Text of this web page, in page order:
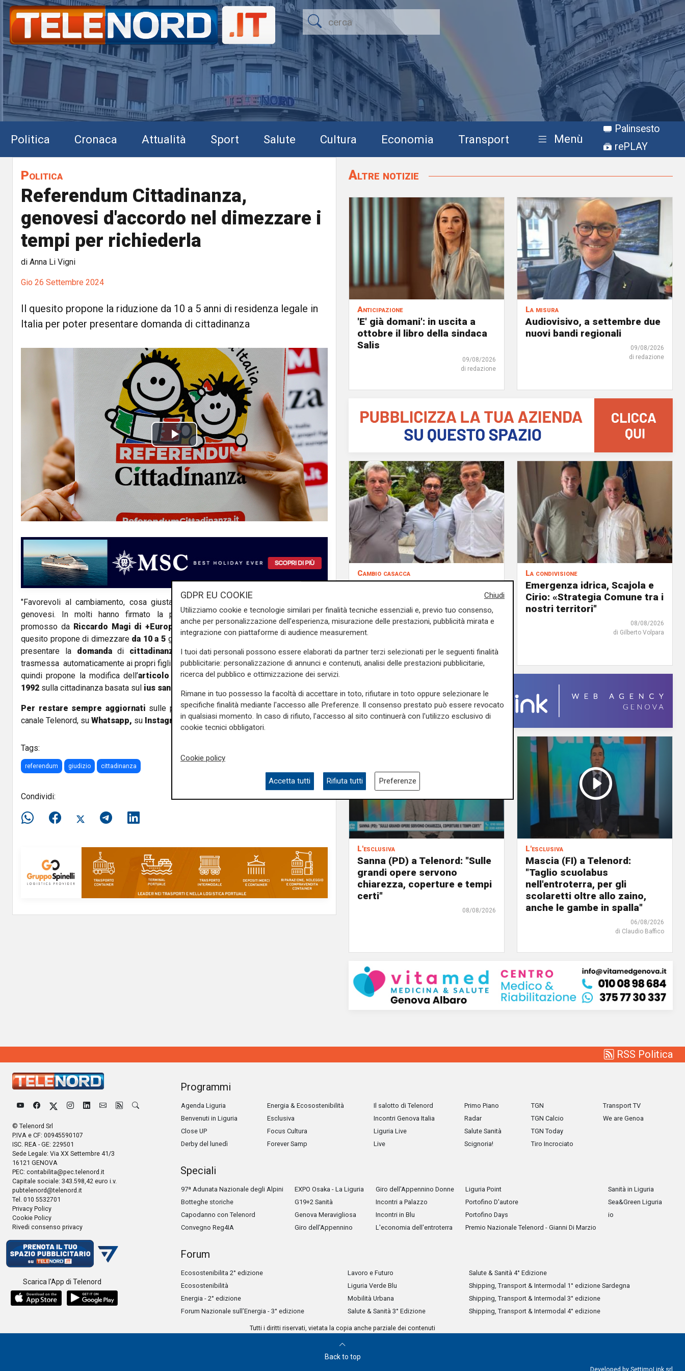
Politica Cronaca Attualità Sport Salute Cultura Economia Transport Menù
Palinsesto
rePLAY
Politica
Referendum Cittadinanza,
genovesi d'accordo nel dimezzare i
tempi per richiederla
di Anna Li Vigni
Gio 26 Settembre 2024
Il quesito propone la riduzione da 10 a 5 anni di residenza legale in
Italia per poter presentare domanda di cittadinanza
P
l
a
y
V
i
d
e
o
"Favorevoli al cambiamento, cosa giusta per chi vive o studia qui", rispondono i
genovesi. In molti hanno firmato la petizione. IlReferendum Cittadinanza,
promosso da Riccardo Magi di +Europa, ha raggiunto mezzo milione di firme. Il
quesito propone di dimezzareda 10 a 5 gli anni di residenza legale in Italia per poter
presentare la domandadi cittadinanza italiana. La cittadinanza sarebbe poi
trasmessa automaticamente ai propri figli e alle proprie figlie minorenni. Il referendum
quindi propone la modifica dell’articolo 9 dell'attuale legge 91 del 5 febbraio
1992 sulla cittadinanza basata sul ius sanguinis
Per restare sempre aggiornati sulle principali notizie sulla Liguria seguiteci sul
canale Telenord, su Whatsapp, su Instagram,suYoutubee suFacebook .
Tags:
referendum giudizio cittadinanza
Condividi:
Altre notizie
Anticipazione
'E' già domani': in uscita a
ottobre il libro della sindaca
Salis
09/08/2026
di redazione
La misura
Audiovisivo, a settembre due
nuovi bandi regionali
09/08/2026
di redazione
Cambio casacca
Medusei passa a Futuro
attacca: "Volta le spalle a chi
lo ha sostenuto"
La condivisione
Emergenza idrica, Scajola e
Cirio: «Strategia Comune tra i
nostri territori"
08/08/2026
di Gilberto Volpara
L'esclusiva
Sanna (PD) a Telenord: "Sulle
grandi opere servono
chiarezza, coperture e tempi
certi"
08/08/2026
L'esclusiva
Mascia (FI) a Telenord:
"Taglio scuolabus
nell'entroterra, per gli
scolaretti oltre allo zaino,
anche le gambe in spalla"
06/08/2026
di Claudio Baffico
RSS Politica
© Telenord Srl
P.IVA e CF: 00945590107
ISC. REA - GE: 229501
Sede Legale: Via XX Settembre 41/3
16121 GENOVA
PEC: contabilita@pec.telenord.it
Capitale sociale: 343.598,42 euro i.v.
pubtelenord@telenord.it
Tel. 010 5532701
Privacy Policy
Cookie Policy
Rivedi consenso privacy
Scarica l'App di Telenord
Programmi
Agenda Liguria
Benvenuti in Liguria
Close UP
Derby del lunedì
Energia & Ecosostenibilità
Esclusiva
Focus Cultura
Forever Samp
Il salotto di Telenord
Incontri Genova Italia
Liguria Live
Live
Primo Piano
Radar
Salute Sanità
Scignoria!
TGN
TGN Calcio
TGN Today
Tiro Incrociato
Transport TV
We are Genoa
Speciali
97ª Adunata Nazionale degli Alpini
Botteghe storiche
Capodanno con Telenord
Convegno Reg4IA
EXPO Osaka - La Liguria
G19+2 Sanità
Genova Meravigliosa
Giro dell'Appennino
Giro dell'Appennino Donne
Incontri a Palazzo
Incontri in Blu
L'economia dell'entroterra
Liguria Point
Portofino D'autore
Portofino Days
Premio Nazionale Telenord - Gianni Di Marzio
Sanità in Liguria
Sea&Green Liguria
io
Forum
Ecosostenibilita 2° edizione
Ecosostenibilità
Energia - 2° edizione
Forum Nazionale sull’Energia - 3° edizione
Lavoro e Futuro
Liguria Verde Blu
Mobilità Urbana
Salute & Sanità 3° Edizione
Salute & Sanità 4° Edizione
Shipping, Transport & Intermodal 1° edizione Sardegna
Shipping, Transport & Intermodal 3° edizione
Shipping, Transport & Intermodal 4° edizione
Tutti i diritti riservati, vietata la copia anche parziale dei contenuti
Back to top
Developed by SettimoLink srl
Chiudi
GDPR EU COOKIE
Utilizziamo cookie e tecnologie similari per finalità tecniche essenziali e, previo tuo consenso,
anche per personalizzazione dell'esperienza, misurazione delle prestazioni, pubblicità mirata e
integrazione con piattaforme di audience measurement.
I tuoi dati personali possono essere elaborati da partner terzi selezionati per le seguenti finalità
pubblicitarie: personalizzazione di annunci e contenuti, analisi delle prestazioni pubblicitarie,
ricerca del pubblico e ottimizzazione dei servizi.
Rimane in tuo possesso la facoltà di accettare in toto, rifiutare in toto oppure selezionare le
specifiche finalità mediante l'accesso alle Preferenze. Il consenso prestato può essere revocato
in qualsiasi momento. In caso di rifiuto, l'accesso al sito continuerà con l'utilizzo esclusivo di
cookie tecnici obbligatori.
Cookie policy
Accetta tutti Rifiuta tutti Preferenze